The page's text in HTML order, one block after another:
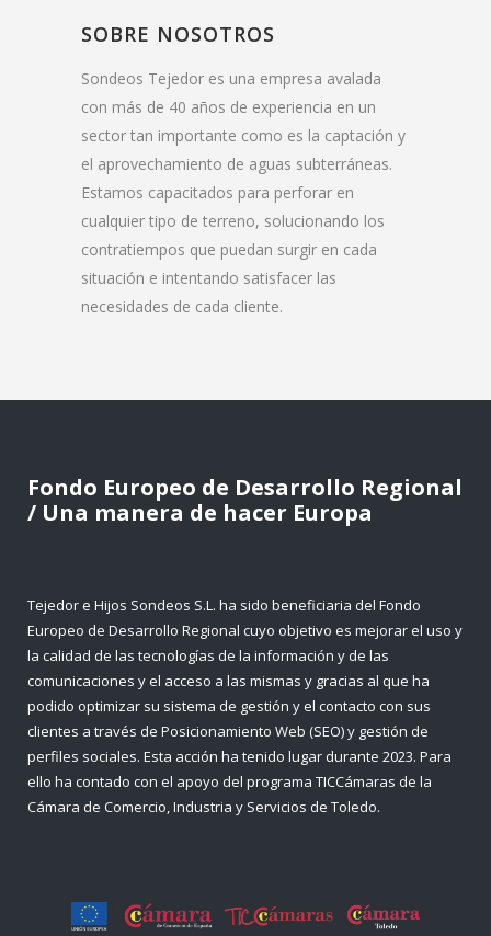
SOBRE NOSOTROS
Sondeos Tejedor es una empresa avalada
con más de 40 años de experiencia en un
sector tan importante como es la captación y
el aprovechamiento de aguas subterráneas.
Estamos capacitados para perforar en
cualquier tipo de terreno, solucionando los
contratiempos que puedan surgir en cada
situación e intentando satisfacer las
necesidades de cada cliente.
Fondo Europeo de Desarrollo Regional
/ Una manera de hacer Europa
Tejedor e Hijos Sondeos S.L. ha sido beneficiaria del Fondo
Europeo de Desarrollo Regional cuyo objetivo es mejorar el uso y
la calidad de las tecnologías de la información y de las
comunicaciones y el acceso a las mismas y gracias al que ha
podido optimizar su sistema de gestión y el contacto con sus
clientes a través de Posicionamiento Web (SEO) y gestión de
perfiles sociales. Esta acción ha tenido lugar durante 2023. Para
ello ha contado con el apoyo del programa TICCámaras de la
Cámara de Comercio, Industria y Servicios de Toledo.